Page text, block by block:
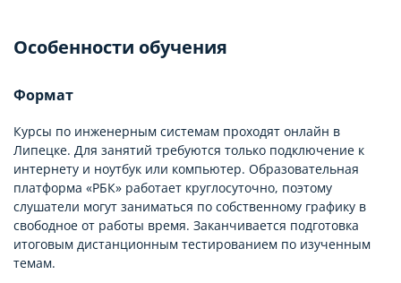
Особенности обучения
Формат
Курсы по инженерным системам проходят онлайн в
Липецке. Для занятий требуются только подключение к
интернету и ноутбук или компьютер. Образовательная
платформа «РБК» работает круглосуточно, поэтому
слушатели могут заниматься по собственному графику в
свободное от работы время. Заканчивается подготовка
итоговым дистанционным тестированием по изученным
темам.